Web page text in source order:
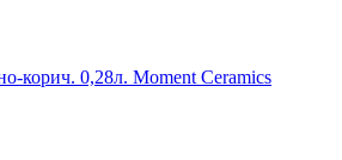
корич. 0,28л. Moment Ceramics